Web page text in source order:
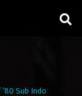
Sub Indo